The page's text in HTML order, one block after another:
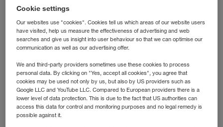
dispositions légales et internes à
l'entreprise. Nos activités
commerciales sont conformes aux
lois, à notreCode of Conduct
et aux autres directives et
instructions internes. La Compliance est pour nous partie
intégrante de notre responsabilité sociale.
Les directives de Compliance établies dans notre
Code of Conduct
Cookie settings
Our websites use "cookies". Cookies tell us which areas of our website users
have visited, help us measure the effectiveness of advertising and web
searches and give us insight into user behaviour so that we can optimise our
communication as well as our advertising offer.
We and third-party providers sometimes use these cookies to process
personal data. By clicking on "Yes, accept all cookies", you agree that
cookies may be used not only by us, but also by US providers such as
Google LLC and YouTube LLC. Compared to European providers there is a
lower level of data protection. This is due to the fact that US authorities can
access this data for control and monitoring purposes and no legal remedy is
possible against it.